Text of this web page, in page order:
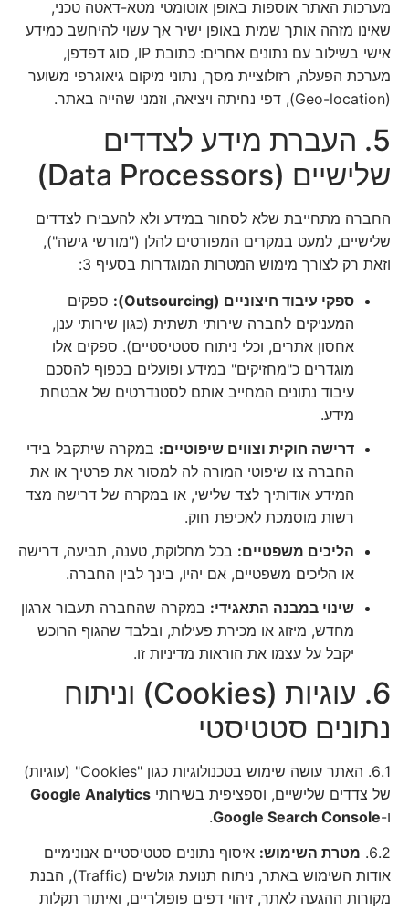
מערכות האתר אוספות באופן אוטומטי מטא-דאטה טכני,
שאינו מזהה אותך שמית באופן ישיר אך עשוי להיחשב כמידע
אישי בשילוב עם נתונים אחרים: כתובת IP, סוג דפדפן,
מערכת הפעלה, רזולוציית מסך, נתוני מיקום גיאוגרפי משוער
(Geo-location), דפי נחיתה ויציאה, וזמני שהייה באתר.
5. העברת מידע לצדדים
שלישיים (Data Processors)
החברה מתחייבת שלא לסחור במידע ולא להעבירו לצדדים
שלישיים, למעט במקרים המפורטים להלן ("מורשי גישה"),
וזאת רק לצורך מימוש המטרות המוגדרות בסעיף 3:
ספקי עיבוד חיצוניים (Outsourcing):
ספקים
המעניקים לחברה שירותי תשתית (כגון שירותי ענן,
אחסון אתרים, וכלי ניתוח סטטיסטיים). ספקים אלו
מוגדרים כ"מחזיקים" במידע ופועלים בכפוף להסכם
עיבוד נתונים המחייב אותם לסטנדרטים של אבטחת
מידע.
דרישה חוקית וצווים שיפוטיים: במקרה שיתקבל בידי
החברה צו שיפוטי המורה לה למסור את פרטיך או את
המידע אודותיך לצד שלישי, או במקרה של דרישה מצד
רשות מוסמכת לאכיפת חוק.
הליכים משפטיים: בכל מחלוקת, טענה, תביעה, דרישה
או הליכים משפטיים, אם יהיו, בינך לבין החברה.
שינוי במבנה התאגידי: במקרה שהחברה תעבור ארגון
מחדש, מיזוג או מכירת פעילות, ובלבד שהגוף הרוכש
יקבל על עצמו את הוראות מדיניות זו.
6. עוגיות (Cookies) וניתוח
נתונים סטטיסטי
6.1. האתר עושה שימוש בטכנולוגיות כגון "Cookies" (עוגיות)
של צדדים שלישיים, וספציפית בשירותי Google Analytics
ו-Google Search Console
.
6.2. מטרת השימוש: איסוף נתונים סטטיסטיים אנונימיים
אודות השימוש באתר, ניתוח תנועת גולשים (Traffic), הבנת
מקורות ההגעה לאתר, זיהוי דפים פופולריים, ואיתור תקלות